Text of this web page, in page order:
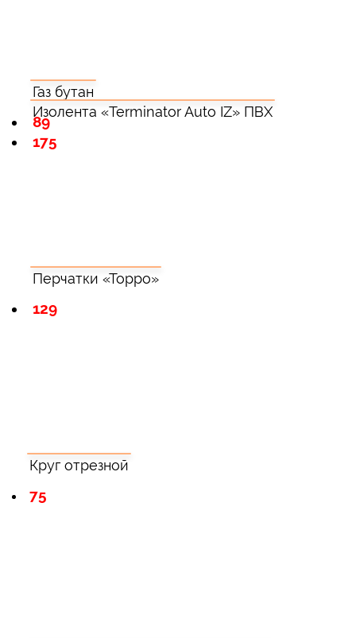
Изолента «Terminator Auto IZ» ПВХ
175
Газ бутан
89
Перчатки «Торро»
129
Круг отрезной
75